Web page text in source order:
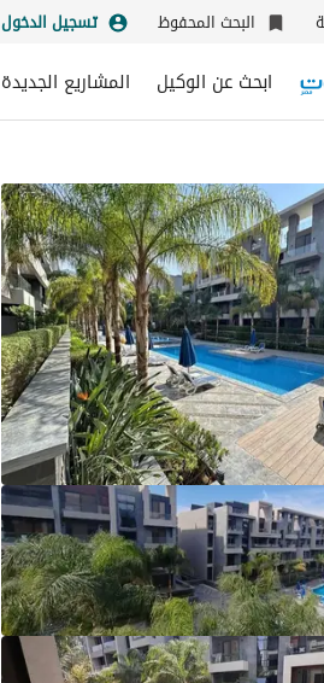
البحث المحفوظ تسجيل الدخول
ابحث عن الوكيل المشاريع الجديدة